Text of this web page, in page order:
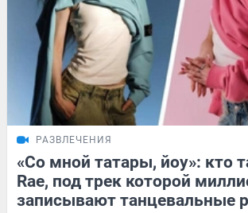
РАЗВЛЕЧЕНИЯ
«Со мной татары, йоу»: кто
Rae, под трек которой
записывают танцевальные